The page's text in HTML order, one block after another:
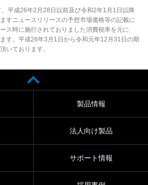
平成26年2月28日以前及び令和2年1月1日以降
すニュースリリースの予想市場価格等の記載に
ス時に施行されておりました消費税率を元に
す。平成26年3月1日から令和元年12月31日の期
いております。
製品情報
法人向け製品
サポート情報